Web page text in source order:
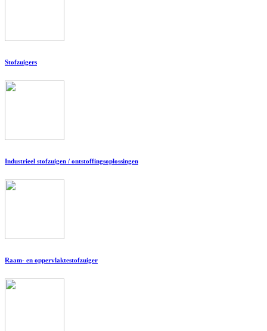
Stofzuigers
Industrieel stofzuigen / ontstoffingsoplossingen
Raam- en oppervlaktestofzuiger